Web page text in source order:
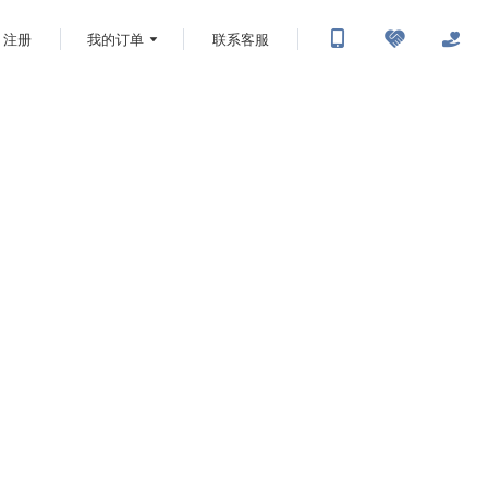
注册 我的订单 联系客服